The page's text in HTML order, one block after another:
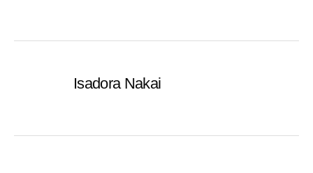
Isadora Nakai